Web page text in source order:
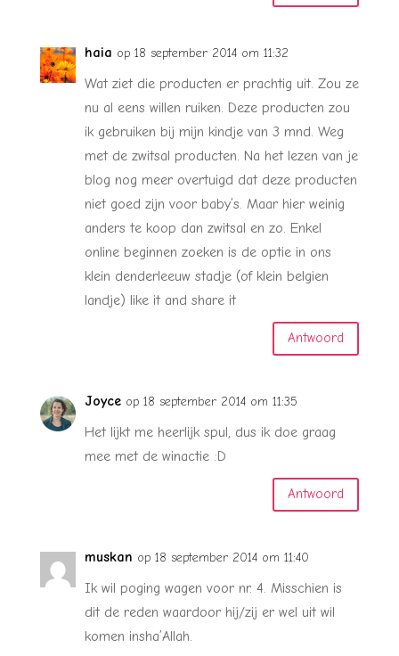
haia op 18 september 2014 om 11:32
Wat ziet die producten er prachtig uit. Zou ze
nu al eens willen ruiken. Deze producten zou
ik gebruiken bij mijn kindje van 3 mnd. Weg
met de zwitsal producten. Na het lezen van je
blog nog meer overtuigd dat deze producten
niet goed zijn voor baby’s. Maar hier weinig
anders te koop dan zwitsal en zo. Enkel
online beginnen zoeken is de optie in ons
klein denderleeuw stadje (of klein belgien
landje) like it and share it
Antwoord
Joyce op 18 september 2014 om 11:35
Het lijkt me heerlijk spul, dus ik doe graag
mee met de winactie :D
Antwoord
muskan op 18 september 2014 om 11:40
Ik wil poging wagen voor nr. 4. Misschien is
dit de reden waardoor hij/zij er wel uit wil
komen insha’Allah.